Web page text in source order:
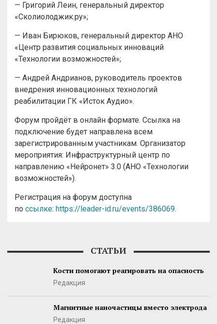
— Григорий Леин, генеральный директор
«Сколиолоджик.ру»;
— Иван Бирюков, генеральный директор АНО
«Центр развития социальных инноваций
«Технологии возможностей»;
— Андрей Андрианов, руководитель проектов
внедрения инновационных технологий
реабилитации ГК «Исток Аудио».
Форум пройдёт в онлайн формате. Ссылка на
подключение будет направлена всем
зарегистрированным участникам. Организатор
мероприятия: Инфраструктурный центр по
направлению «Нейронет» 3.0 (АНО «Технологии
возможностей»).
Регистрация на форум доступна
по ссылке: https://leader-id.ru/events/386069.
СТАТЬИ
Кости помогают реагировать на опасность
Редакция
Магнитные наночастицы вместо электрода
Редакция